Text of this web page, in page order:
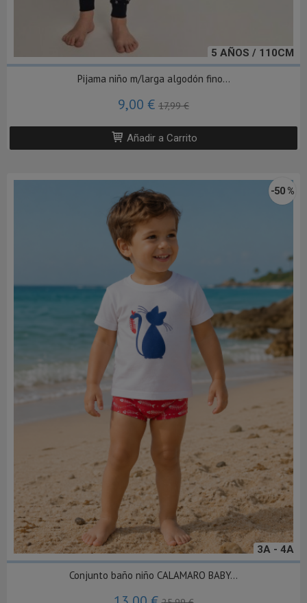
5 AÑOS / 110CM
Pijama niño m/larga algodón fino...
9,00 € 17,99 €
Añadir a Carrito
3A - 4A
-50 %
Conjunto baño niño CALAMARO BABY...